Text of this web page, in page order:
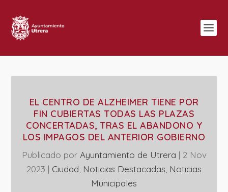
EL CENTRO DE ALZHEIMER TIENE POR
FIN CUBIERTAS TODAS LAS PLAZAS
CONCERTADAS, TRAS EL ABANDONO Y
LOS IMPAGOS DEL ANTERIOR GOBIERNO
Publicado por Ayuntamiento de Utrera | 2 Nov
2023 | Ciudad Noticias Destacadas ‎Noticias
Municipales